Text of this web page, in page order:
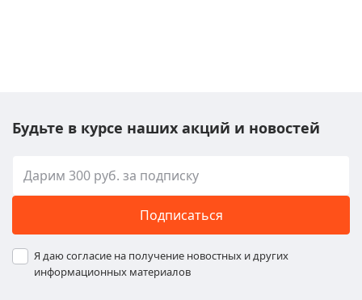
Будьте в курсе наших акций и новостей
Подписаться
Я даю согласие на получение новостных и других
информационных материалов